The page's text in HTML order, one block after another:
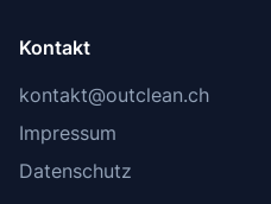
Kontakt
kontakt@outclean.ch
Impressum
Datenschutz